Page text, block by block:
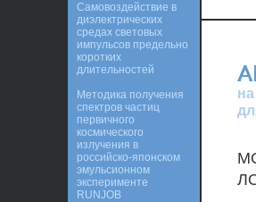
Самовоздействие в
диэлектрических
средах световых
импульсов предельно
коротких
длительностей
Методика получения
спектров частиц
первичного
космического
излучения в
российско-японском
эмульсионном
эксперименте
RUNJOB